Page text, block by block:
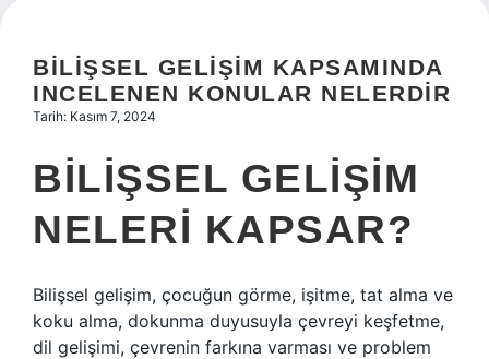
Hakkımızda
BILIŞSEL GELIŞIM KAPSAMINDA
INCELENEN KONULAR NELERDIR
Tarih: Kasım 7, 2024
BILIŞSEL GELIŞIM
NELERI KAPSAR?
Bilişsel gelişim, çocuğun görme, işitme, tat alma ve
koku alma, dokunma duyusuyla çevreyi keşfetme,
dil gelişimi, çevrenin farkına varması ve problem